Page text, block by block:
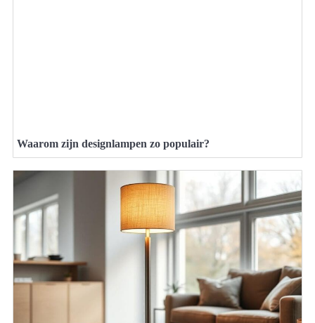
Waarom zijn designlampen zo populair?